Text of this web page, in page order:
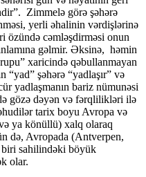
Zimmelə görə şəhərə
yerli əhalinin vərdişlərinə
özündə cəmləşdirməsi onun
gəlmir. Əksinə, həmin
xaricində qəbullanmayan
“yad” şəhərə “yadlaşır” və
yadlaşmanın bariz nümunəsi
gözə dəyən və fərqlilikləri ilə
tarix boyu Avropa və
ya könüllü) xalq olaraq
də, Avropada (Antverpen,
sahilindəki böyük
olar.